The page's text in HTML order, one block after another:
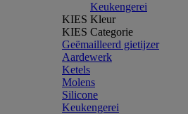
Keukengerei
KIES Kleur
KIES Categorie
Geëmailleerd gietijzer
Aardewerk
Ketels
Molens
Silicone
Keukengerei